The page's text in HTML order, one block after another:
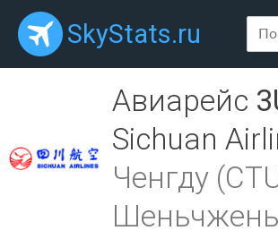
SkyStats.ru
Авиарейс
Sichuan
Ченгду
Шеньчжень